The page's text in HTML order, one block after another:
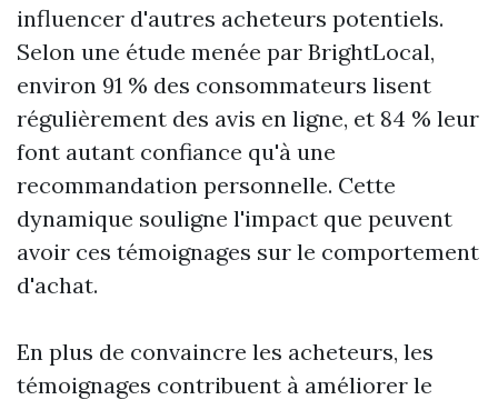
influencer d'autres acheteurs potentiels.
Selon une étude menée par BrightLocal,
environ 91 % des consommateurs lisent
régulièrement des avis en ligne, et 84 % leur
font autant confiance qu'à une
recommandation personnelle. Cette
dynamique souligne l'impact que peuvent
avoir ces témoignages sur le comportement
d'achat.
En plus de convaincre les acheteurs, les
témoignages contribuent à améliorer le